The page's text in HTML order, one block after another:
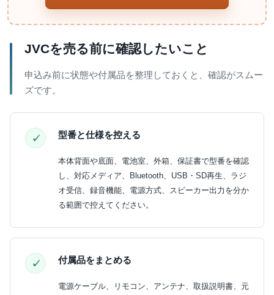
JVCを売る前に確認したいこと
申込み前に状態や付属品を整理しておくと、確認がスムー
ズです。
型番と仕様を控える
本体背面や底面、電池室、外箱、保証書で型番を確認
し、対応メディア、Bluetooth、USB・SD再生、ラジ
オ受信、録音機能、電源方式、スピーカー出力を分か
る範囲で控えてください。
付属品をまとめる
電源ケーブル、リモコン、アンテナ、取扱説明書、元